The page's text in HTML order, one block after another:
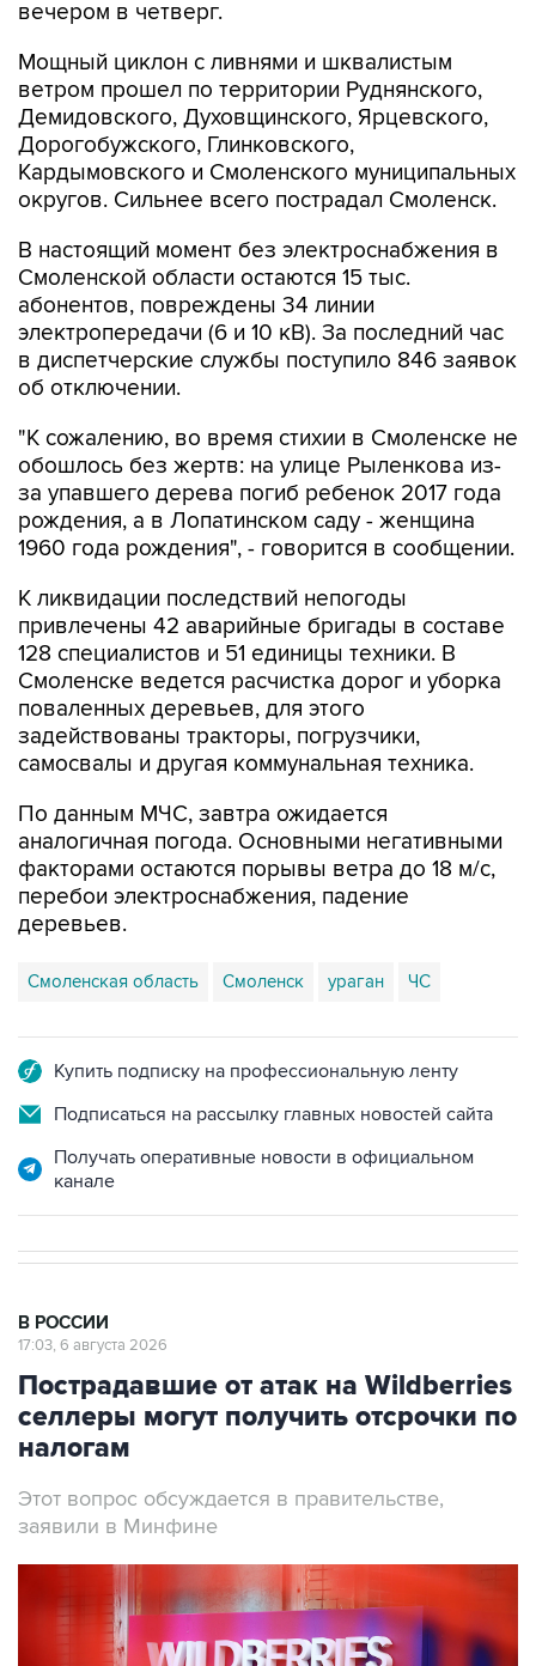
вечером в четверг.
Мощный циклон с ливнями и шквалистым
ветром прошел по территории Руднянского,
Демидовского, Духовщинского, Ярцевского,
Дорогобужского, Глинковского,
Кардымовского и Смоленского муниципальных
округов. Сильнее всего пострадал Смоленск.
В настоящий момент без электроснабжения в
Смоленской области остаются 15 тыс.
абонентов, повреждены 34 линии
электропередачи (6 и 10 кВ). За последний час
в диспетчерские службы поступило 846 заявок
об отключении.
"К сожалению, во время стихии в Смоленске не
обошлось без жертв: на улице Рыленкова из-
за упавшего дерева погиб ребенок 2017 года
рождения, а в Лопатинском саду - женщина
1960 года рождения", - говорится в сообщении.
К ликвидации последствий непогоды
привлечены 42 аварийные бригады в составе
128 специалистов и 51 единицы техники. В
Смоленске ведется расчистка дорог и уборка
поваленных деревьев, для этого
задействованы тракторы, погрузчики,
самосвалы и другая коммунальная техника.
По данным МЧС, завтра ожидается
аналогичная погода. Основными негативными
факторами остаются порывы ветра до 18 м/с,
перебои электроснабжения, падение
деревьев.
Смоленская область Смоленск ураган ЧС
Купить подписку на профессиональную ленту
Подписаться на рассылку главных новостей сайта
Получать оперативные новости в официальном
канале
В РОССИИ
17:03, 6 августа 2026
Пострадавшие от атак на Wildberries
селлеры могут получить отсрочки по
налогам
Этот вопрос обсуждается в правительстве,
заявили в Минфине